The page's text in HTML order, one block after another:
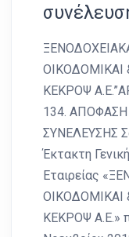
ΟΙΚΟΔΟΜΙΚΑΙ
ΚΕΚΡΟΨ
134. ΑΠΟΦΑΣΗ
ΣΥΝΕΛΕΥΣΗΣ
Έκτακτη
Εταιρείας
ΟΙΚΟΔΟΜΙΚΑΙ
ΚΕΚΡΟΨ Α.Ε.»